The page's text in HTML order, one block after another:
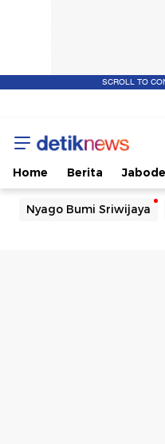
SCROLL TO
Home Berita
Nyago Bumi Sriwijaya